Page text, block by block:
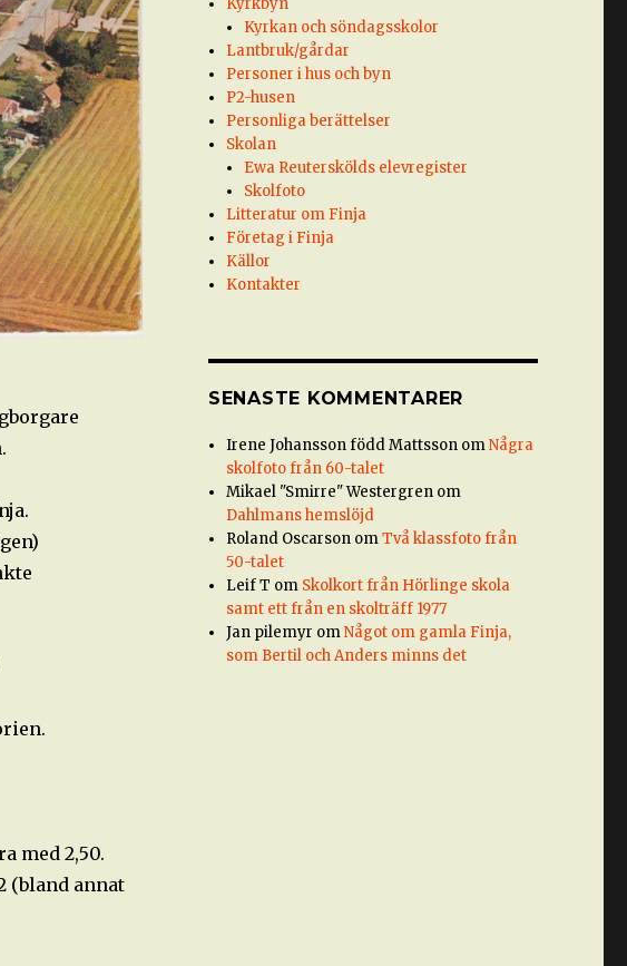
med 2,50.
(bland annat
Kyrkbyn
Kyrkan och söndagsskolor
Lantbruk/gårdar
Personer i hus och byn
P2-husen
Personliga berättelser
Skolan
Ewa Reuterskölds elevregister
Skolfoto
Litteratur om Finja
Företag i Finja
Källor
Kontakter
SENASTE KOMMENTARER
Irene Johansson född Mattsson omNågra
skolfoto från 60-talet
Mikael "Smirre" Westergren om
Dahlmans hemslöjd
Roland Oscarson omTvå klassfoto från
50-talet
Leif T om Skolkort från Hörlinge skola
samt ett från en skolträff 1977
Jan pilemyr omNågot om gamla Finja,
som Bertil och Anders minns det